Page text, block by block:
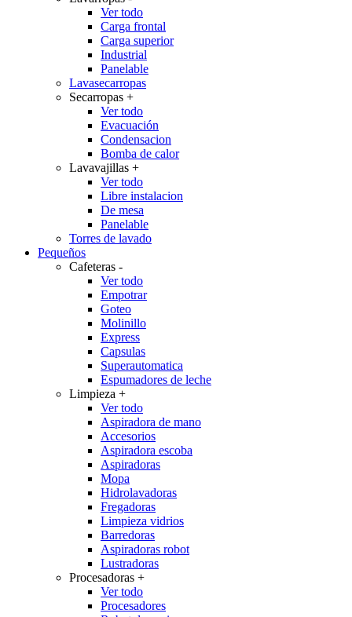
Ver todo
Carga frontal
Carga superior
Industrial
Panelable
Lavasecarropas
Secarropas +
Ver todo
Evacuación
Condensacion
Bomba de calor
Lavavajillas +
Ver todo
Libre instalacion
De mesa
Panelable
Torres de lavado
Pequeños
Cafeteras -
Ver todo
Empotrar
Goteo
Molinillo
Express
Capsulas
Superautomatica
Espumadores de leche
Limpieza +
Ver todo
Aspiradora de mano
Accesorios
Aspiradora escoba
Aspiradoras
Mopa
Hidrolavadoras
Fregadoras
Limpieza vidrios
Barredoras
Aspiradoras robot
Lustradoras
Procesadoras +
Ver todo
Procesadores